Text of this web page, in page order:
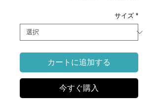
格
ル
価
格
サイズ *
カートに追加する
今すぐ購入